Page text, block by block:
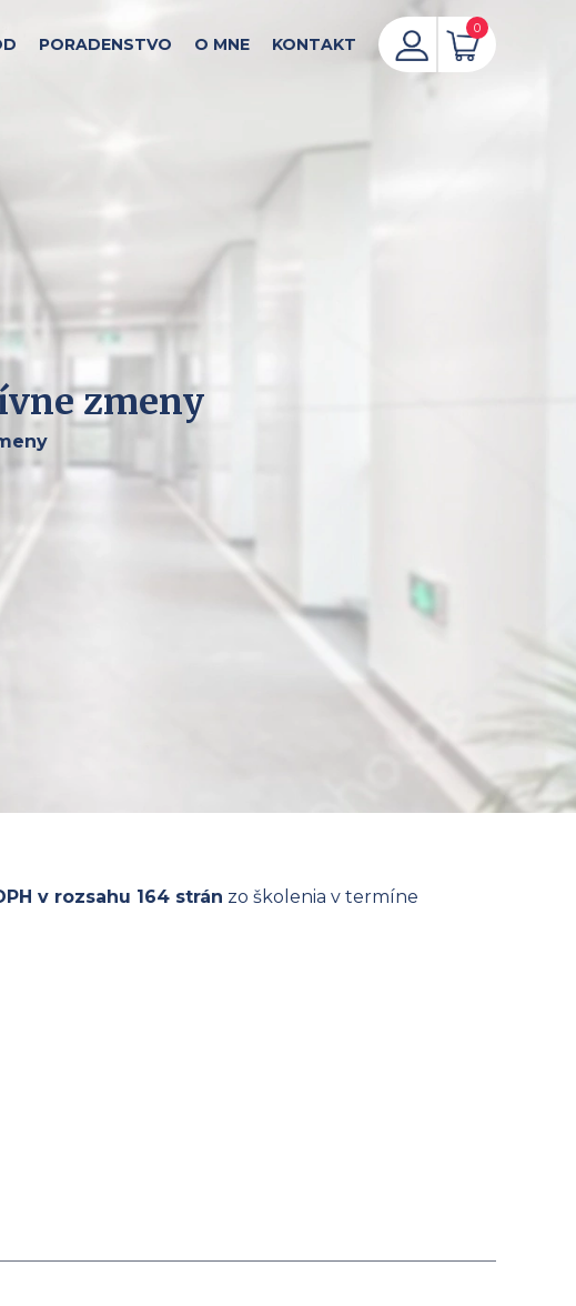
PORADENSTVO O MNE KONTAKT
0
zmeny
v rozsahu 164 strán zo školenia v termíne